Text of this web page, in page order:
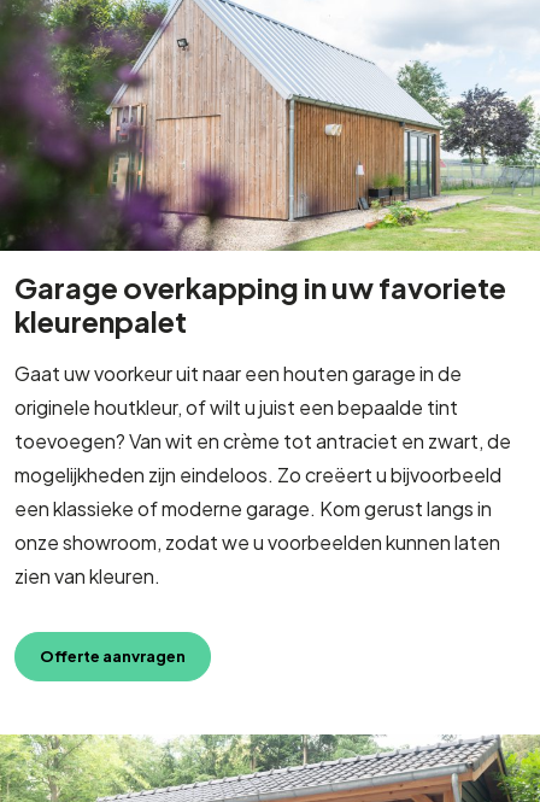
Garage overkapping in uw favoriete
kleurenpalet
Gaat uw voorkeur uit naar een houten garage in de
originele houtkleur, of wilt u juist een bepaalde tint
toevoegen? Van wit en crème tot antraciet en zwart, de
mogelijkheden zijn eindeloos. Zo creëert u bijvoorbeeld
een klassieke of moderne garage. Kom gerust langs in
onze showroom, zodat we u voorbeelden kunnen laten
zien van kleuren.
Offerte aanvragen